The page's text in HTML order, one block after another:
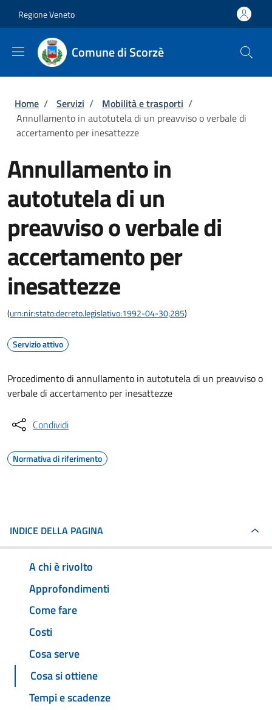
Regione Veneto
Comune di Scorzè
Briciole di pane
Home / Servizi / Mobilità e trasporti /
Annullamento in autotutela di un preavviso o verbale di
accertamento per inesattezze
Annullamento in
autotutela di un
preavviso o verbale di
accertamento per
inesattezze
(urn:nir:stato:decreto.legislativo:1992-04-30;285)
Servizio attivo
Procedimento di annullamento in autotutela di un preavviso o
verbale di accertamento per inesattezze
Condividi
Normativa di riferimento
INDICE DELLA PAGINA
A chi è rivolto
Approfondimenti
Come fare
Costi
Cosa serve
Cosa si ottiene
Tempi e scadenze